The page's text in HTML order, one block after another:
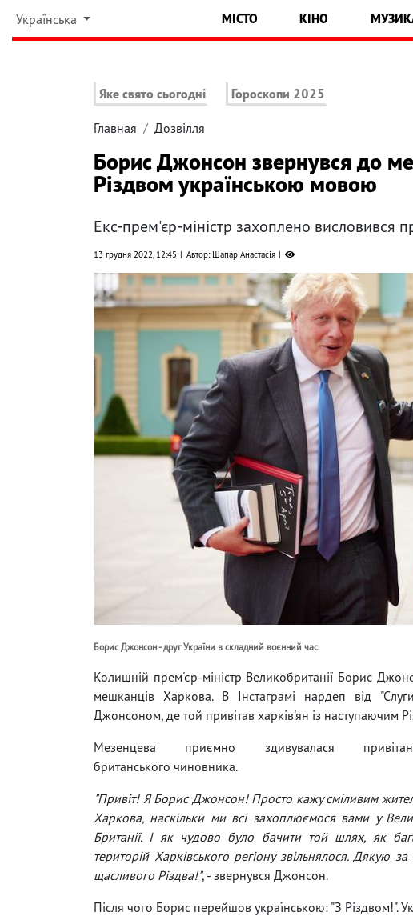
Українська МІСТО КІНО
Яке свято сьогодні Гороскопи 2025
Главная Дозвілля
Борис Джонсон звернувся до
Різдвом українською мовою
Екс-прем'єр-міністр захоплено висловився
13 грудня 2022, 12:45 Автор: Шапар Анастасія
Борис Джонсон - друг України в складний воєнний час.
Колишній прем'єр-міністр Великобританії Борис
мешканців Харкова. В Інстаграмі нардеп від
Джонсоном, де той привітав харків'ян із наступаючим
Мезенцева приємно здивувалася
британського чиновника.
"Привіт! Я Борис Джонсон! Просто кажу сміливим
Харкова, наскільки ми всі захоплюємося вами у
Британії. І як чудово було бачити той шлях, як
територій Харківського регіону звільнялося.
щасливого Різдва!", - звернувся Джонсон.
Після чого Борис перейшов українською: "З Різдвом!".